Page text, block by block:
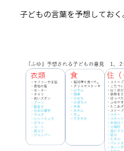
子どもの言葉を予想しておく